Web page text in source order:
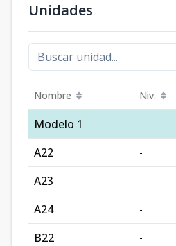
Unidades
Nombre Niv.
Modelo 1 -
A22 -
A23 -
A24 -
B22 -